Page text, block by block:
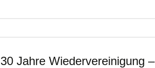
30 Jahre Wiedervereinigung –